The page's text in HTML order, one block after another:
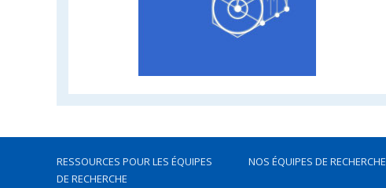
RESSOURCES POUR LES ÉQUIPES
DE RECHERCHE
NOS ÉQUIPES DE RECHERCHE